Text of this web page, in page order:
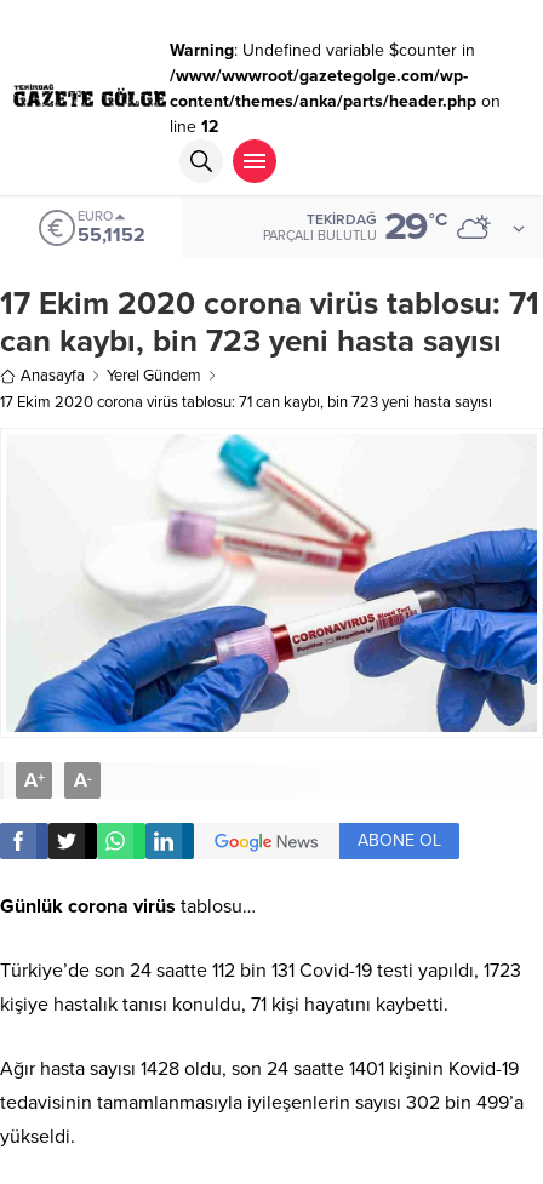
Warning: Undefined variable $counter in
/www/wwwroot/gazetegolge.com/wp-
content/themes/anka/parts/header.phpon
line 12
EURO
55,1152
TEKIRDAĞ
PARÇALI BULUTLU 29°C
17 Ekim 2020 corona virüs tablosu: 71
can kaybı, bin 723 yeni hasta sayısı
Anasayfa
Yerel Gündem
17 Ekim 2020 corona virüs tablosu: 71 can kaybı, bin 723 yeni hasta sayısı
A+ A-
ABONE OL
Günlük corona virüs tablosu…
Türkiye’de son 24 saatte 112 bin 131 Covid-19 testi yapıldı, 1723
kişiye hastalık tanısı konuldu, 71 kişi hayatını kaybetti.
Ağır hasta sayısı 1428 oldu, son 24 saatte 1401 kişinin Kovid-19
tedavisinin tamamlanmasıyla iyileşenlerin sayısı 302 bin 499’a
yükseldi.